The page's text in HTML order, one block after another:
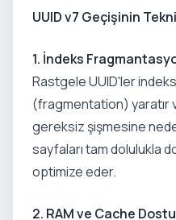
UUID v7 Geçişinin
1. İndeks
Rastgele UUID'ler
(fragmentation) yaratır
gereksiz şişmesine
sayfaları tam dolulukla
optimize eder.
2. RAM ve Cache Dostu